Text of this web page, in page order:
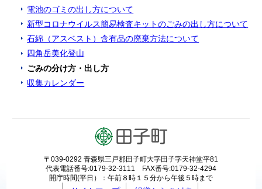
電池のゴミの出し方について
新型コロナウイルス簡易検査キットのごみの出し方について
石綿（アスベスト）含有品の廃棄方法について
四角岳美化登山
ごみの分け方・出し方
収集カレンダー
〒039-0292 青森県三戸郡田子町大字田子字天神堂平81
代表電話番号:0179-32-3111 FAX番号:0179-32-4294
開庁時間(平日）：午前８時１５分から午後５時まで